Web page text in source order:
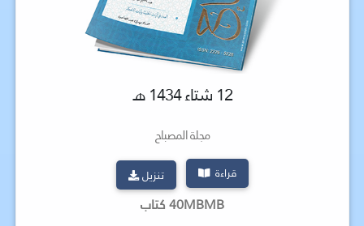
12 شتاء 1434 هـ
مجلة المصباح
قراءة تنزيل
40MBMB كتاب